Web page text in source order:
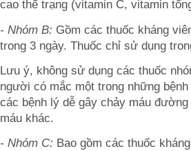
cao thể trạng (vitamin C, vitamin
- Nhóm B: Gồm các thuốc kháng
trong 3 ngày. Thuốc chỉ sử dụng
Lưu ý, không sử dụng các thuốc
người có mắc một trong những
các bệnh lý dễ gây chảy máu
máu khác.
- Nhóm C: Bao gồm các thuốc